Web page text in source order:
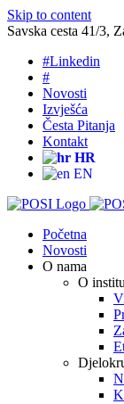
Skip to content
Savska cesta 41/3,
#Linkedin
#
Novosti
Izvješća
Česta Pitanja
Kontakt
HR
EN
Početna
Novosti
O nama
O